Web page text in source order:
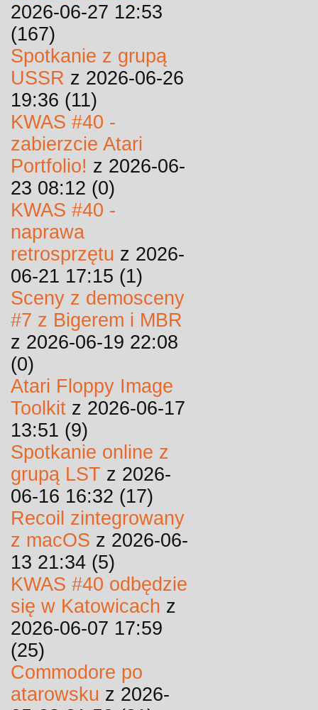
2026-06-27 12:53
(167)
Spotkanie z grupą
USSR z 2026-06-26
19:36 (11)
KWAS #40 -
zabierzcie Atari
Portfolio! z 2026-06-
23 08:12 (0)
KWAS #40 -
naprawa
retrosprzętu z 2026-
06-21 17:15 (1)
Sceny z demosceny
#7 z Bigerem i MBR
z 2026-06-19 22:08
(0)
Atari Floppy Image
Toolkit z 2026-06-17
13:51 (9)
Spotkanie online z
grupą LST z 2026-
06-16 16:32 (17)
Recoil zintegrowany
z macOS z 2026-06-
13 21:34 (5)
KWAS #40 odbędzie
się w Katowicach z
2026-06-07 17:59
(25)
Commodore po
atarowsku z 2026-